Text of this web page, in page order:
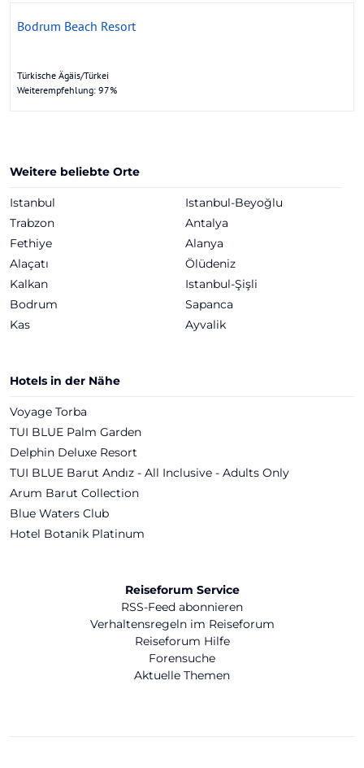
Bodrum Beach Resort
Türkische Ägäis/Türkei
Weiterempfehlung: 97%
Weitere beliebte Orte
Istanbul
Istanbul-Beyoğlu
Trabzon
Antalya
Fethiye
Alanya
Alaçatı
Ölüdeniz
Kalkan
Istanbul-Şişli
Bodrum
Sapanca
Kas
Ayvalik
Hotels in der Nähe
Voyage Torba
TUI BLUE Palm Garden
Delphin Deluxe Resort
TUI BLUE Barut Andız - All Inclusive - Adults Only
Arum Barut Collection
Blue Waters Club
Hotel Botanik Platinum
Reiseforum Service
RSS-Feed abonnieren
Verhaltensregeln im Reiseforum
Reiseforum Hilfe
Forensuche
Aktuelle Themen